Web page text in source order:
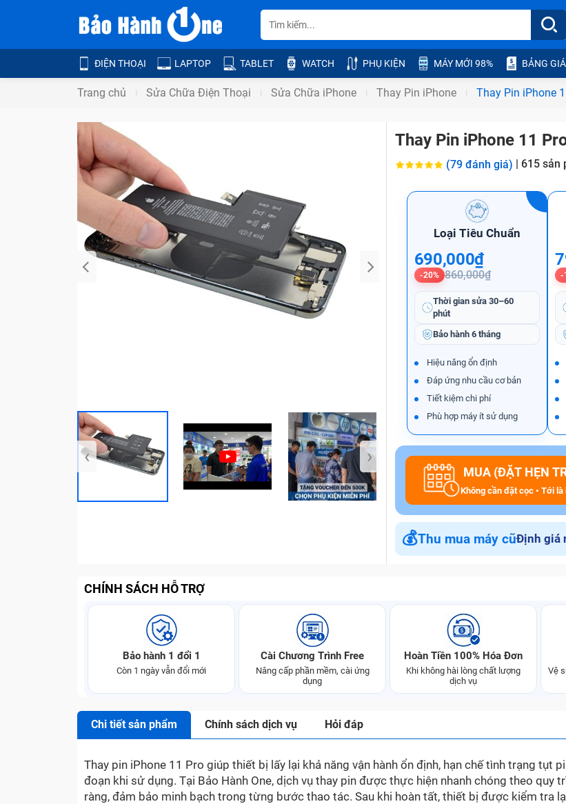
ĐIỆN THOẠI LAPTOP TABLET WATCH PHỤ KIỆN MÁY MỚI 98% BẢNG GIÁ
Trang chủ Sửa Chữa Điện Thoại Sửa Chữa iPhone Thay Pin iPhone Thay Pin iPhone
Bảo Hành One
‹ ›
Thay Pin iPhone 11
(79 đánh giá) | 615 sản
Loại Tiêu Chuẩn
690,000₫
-20% 860,000₫
Thời gian sửa 30–60
phút
Bảo hành 6 tháng
Hiệu năng ổn định
Đáp ứng nhu cầu cơ bản
Tiết kiệm chi phí
Phù hợp máy ít sử dụng
-
MUA (ĐẶT HẸN
Không cần đặt cọc • Tới là
💰Thu mua máy cũĐịnh giá
CHÍNH SÁCH HỖ TRỢ
Bảo hành 1 đổi 1
Còn 1 ngày vẫn đổi mới
Cài Chương Trình Free
Nâng cấp phần mềm, cài ứng
dụng
Hoàn Tiền 100% Hóa Đơn
Khi không hài lòng chất lượng
dịch vụ
Vệ
Chi tiết sản phẩm Chính sách dịch vụ Hỏi đáp
Thay pin iPhone 11 Pro giúp thiết bị lấy lại khả năng vận hành ổn định, hạn chế tình trạng tụt
đoạn khi sử dụng. Tại Bảo Hành One, dịch vụ thay pin được thực hiện nhanh chóng theo quy
ràng, đảm bảo minh bạch trong từng bước thao tác. Sau khi hoàn tất, thiết bị được kiểm tra